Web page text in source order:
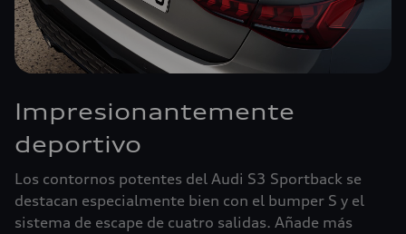
Impresionantemente
deportivo
Los contornos potentes del Audi S3 Sportback se
destacan especialmente bien con el bumper S y el
sistema de escape de cuatro salidas. Añade más